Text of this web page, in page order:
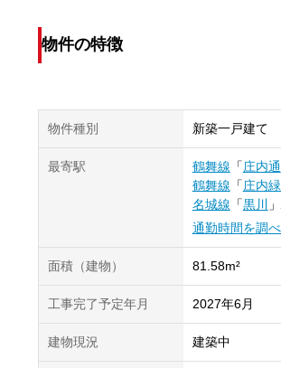
物件の特徴
物件種別 新築一戸建て
最寄駅 鶴舞線 「庄内通
鶴舞線 「庄内
名城線 「黒川 」
通勤時間を調
面積（建物） 81.58m²
工事完了予定年月 2027年6月
建物現況 建築中